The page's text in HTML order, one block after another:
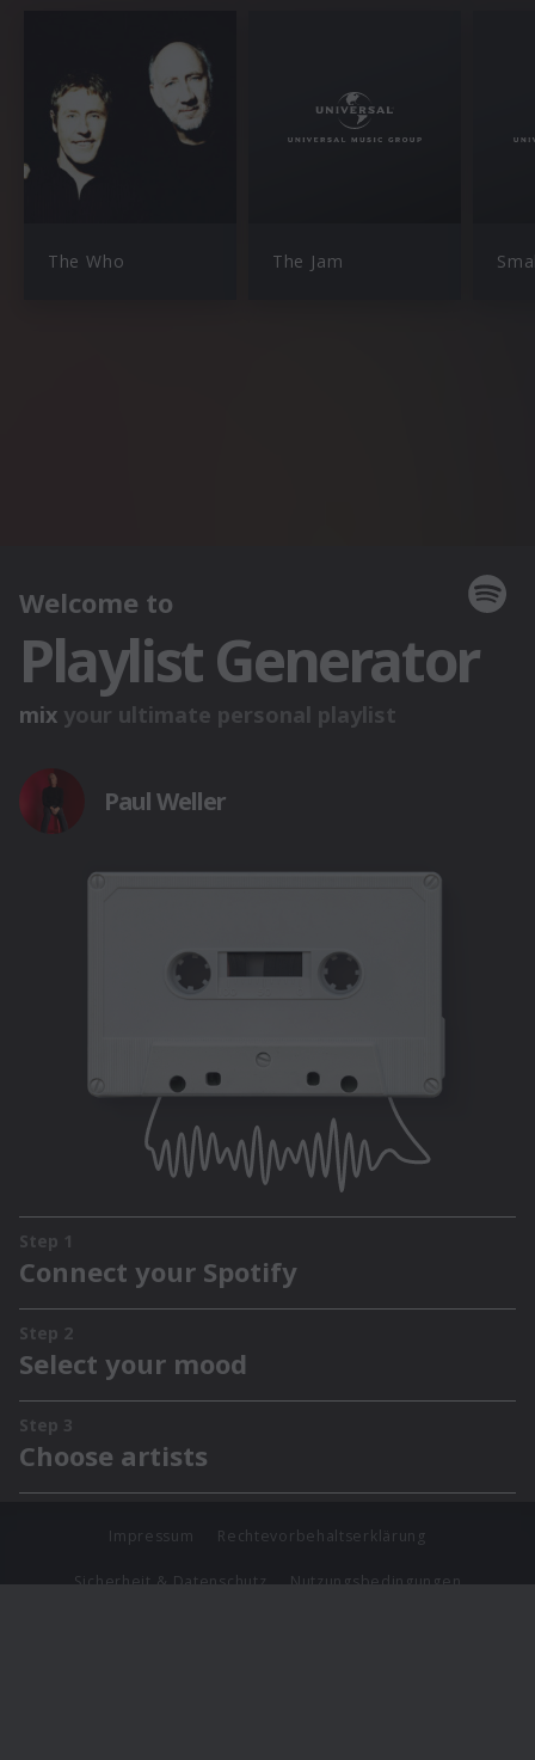
The Who The Jam
Impressum Rechtevorbehaltserklärung
Sicherheit & Datenschutz Nutzungsbedingungen